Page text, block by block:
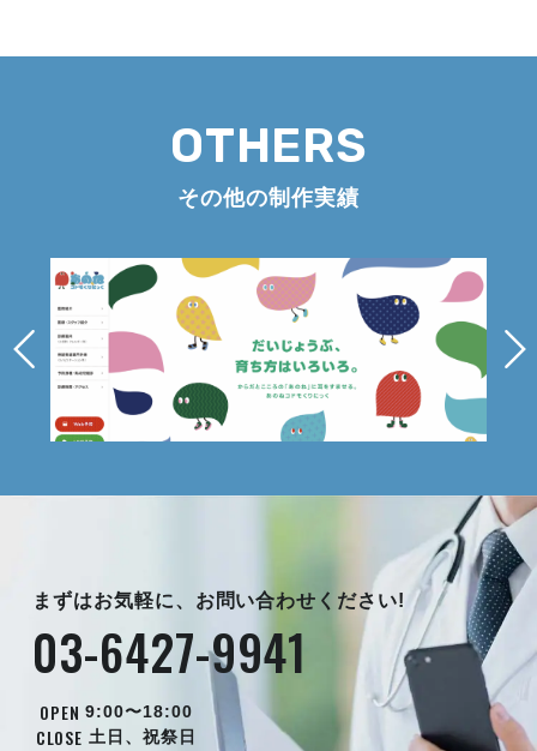
OTHERS
その他の制作実績
まずはお気軽に、お問い合わせください!
03-6427-9941
OPEN 9:00〜18:00
CLOSE 土日、祝祭日